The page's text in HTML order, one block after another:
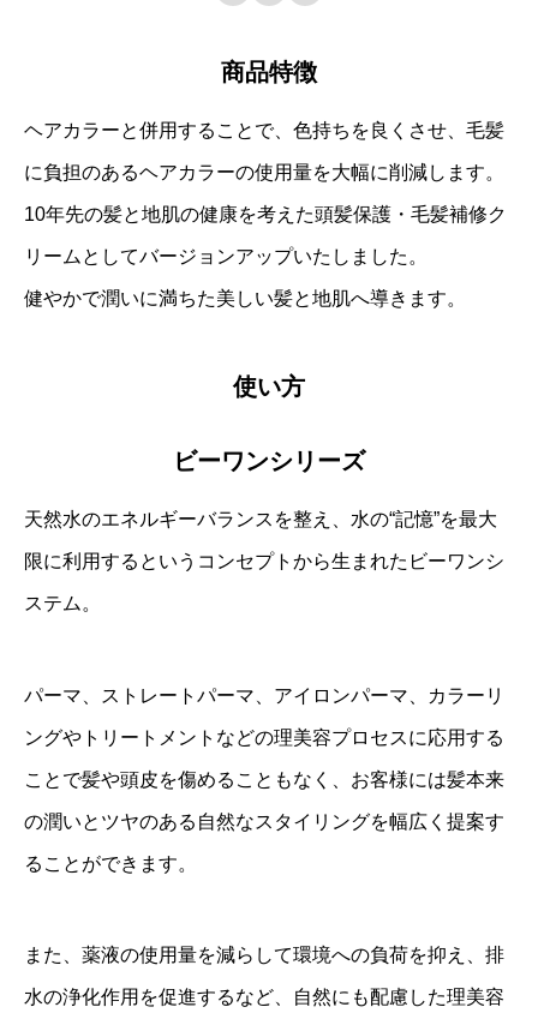
商品特徴
ヘアカラーと併用することで、色持ちを良くさせ、毛髪
に負担のあるヘアカラーの使用量を大幅に削減します。
10年先の髪と地肌の健康を考えた頭髪保護・毛髪補修ク
リームとしてバージョンアップいたしました。
健やかで潤いに満ちた美しい髪と地肌へ導きます。
使い方
ビーワンシリーズ
天然水のエネルギーバランスを整え、水の“記憶”を最大
限に利用するというコンセプトから生まれたビーワンシ
ステム。
パーマ、ストレートパーマ、アイロンパーマ、カラーリ
ングやトリートメントなどの理美容プロセスに応用する
ことで髪や頭皮を傷めることもなく、お客様には髪本来
の潤いとツヤのある自然なスタイリングを幅広く提案す
ることができます。
また、薬液の使用量を減らして環境への負荷を抑え、排
水の浄化作用を促進するなど、自然にも配慮した理美容